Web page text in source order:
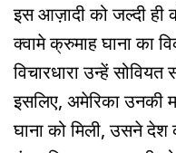
इस आज़ादी को जल्दी ही
क्वामे क्रुमाह घाना का
विचारधारा उन्हें
इसलिए, अमेरिका उनकी
घाना को मिली, उसने